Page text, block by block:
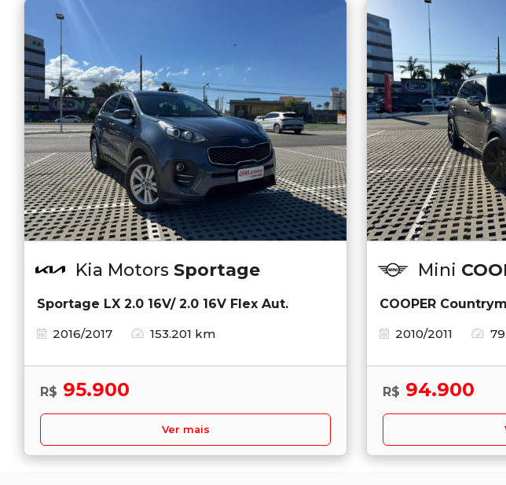
Kia Motors Sportage
Sportage LX 2.0 16V/ 2.0 16V Flex Aut.
2016/2017
153.201 km
R$ 95.900
Ver mais
Mini
COOPER
2010/2011
R$ 94.900